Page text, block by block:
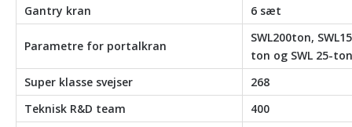
Gantry kran
6 sæt
Parametre for portalkran
SWL200ton,
ton og SWL 25-
Super klasse svejser
268
Teknisk R&D team
400